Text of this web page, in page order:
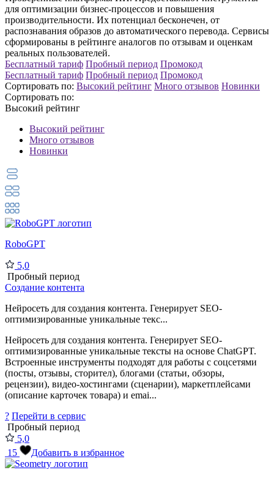
для оптимизации бизнес-процессов и повышения
производительности. Их потенциал бесконечен, от
распознавания образов до автоматического перевода. Сервисы
сформированы в рейтинге аналогов по отзывам и оценкам
реальных пользователей.
Бесплатный тариф Пробный период Промокод
Бесплатный тариф Пробный период Промокод
Сортировать по: Высокий рейтинг Много отзывов Новинки
Сортировать по:
Высокий рейтинг
Высокий рейтинг
Много отзывов
Новинки
RoboGPT
5,0
Пробный период
Создание контента
Нейросеть для создания контента. Генерирует SEO-
оптимизированные уникальные текс...
Нейросеть для создания контента. Генерирует SEO-
оптимизированные уникальные тексты на основе ChatGPT.
Встроенные инструменты подходят для работы с соцсетями
(посты, отзывы, сторител), блогами (статьи, обзоры,
рецензии), видео-хостингами (сценарии), маркетплейсами
(описание карточек товара) и emai...
? Перейти в сервис
Пробный период
5,0
15
Добавить в избранное